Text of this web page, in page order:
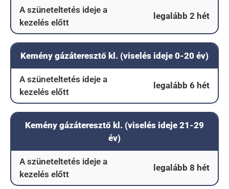
A szüneteltetés ideje a
kezelés előtt
legalább 2 hét
Kemény gázáteresztő kl. (viselés ideje 0-20 év)
A szüneteltetés ideje a
kezelés előtt
legalább 6 hét
Kemény gázáteresztő kl. (viselés ideje 21-29
év)
A szüneteltetés ideje a
kezelés előtt
legalább 8 hét